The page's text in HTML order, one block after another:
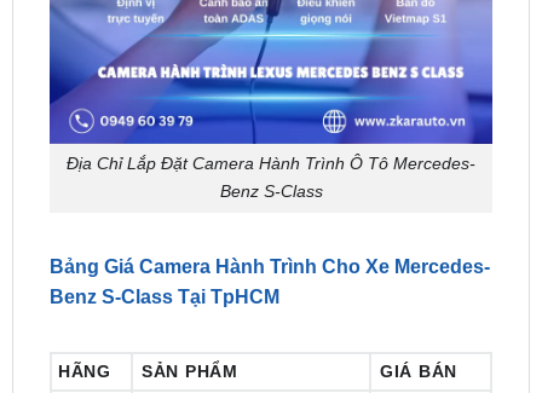
Địa Chỉ Lắp Đặt Camera Hành Trình Ô Tô Mercedes-
Benz S-Class
Bảng Giá Camera Hành Trình Cho Xe Mercedes-
HÃNG SẢN PHẨM
70mai
Dash Cam A810
Dash Cam Pro Plus+, 70mai
đồng -